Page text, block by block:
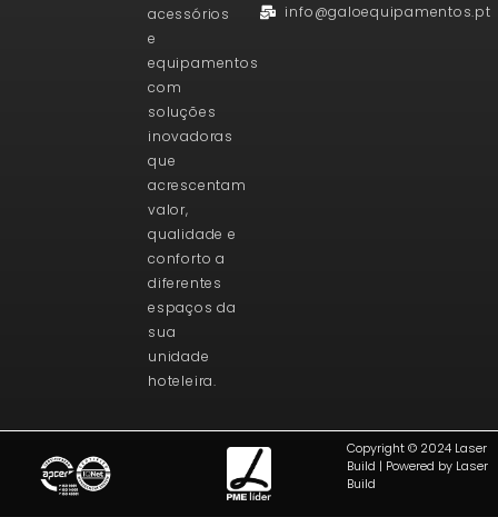
acessórios
e
equipamentos
com
soluções
inovadoras
que
acrescentam
valor,
qualidade e
conforto a
diferentes
espaços da
sua
unidade
hoteleira.
info@galoequipamentos.pt
Copyright © 2024 Laser
Build | Powered by Laser
Build